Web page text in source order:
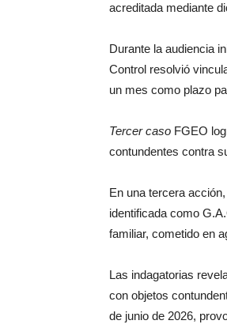
acreditada mediante
Durante la audiencia
Control resolvió
un mes como plazo
Tercer caso FGEO
contundentes contra
En una tercera
identificada como
familiar, cometido en
Las indagatorias
con objetos
de junio de 2026,